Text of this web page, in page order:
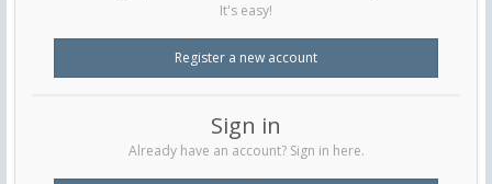
It's easy!
Register a new account
Sign in
Already have an account? Sign in here.